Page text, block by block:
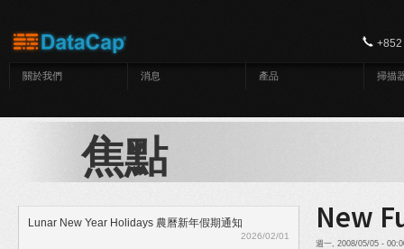
關於我們 消息 產品 掃描
焦點
Lunar New Year Holidays 農曆新年假期通知
2026/02/01
New
週一, 2008/05/05 -